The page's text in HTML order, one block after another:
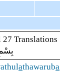
27 Translations
athawaruba